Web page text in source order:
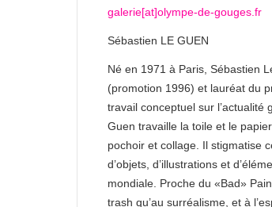
galerie[at]olympe-de-gouges.fr
Sébastien LE GUEN
Né en 1971 à Paris, Sébastien
(promotion 1996) et lauréat du
travail conceptuel sur l’actualité
Guen travaille la toile et le
pochoir et collage. Il stigmatise
d’objets, d’illustrations et
mondiale. Proche du «Bad»
trash qu’au surréalisme, et à